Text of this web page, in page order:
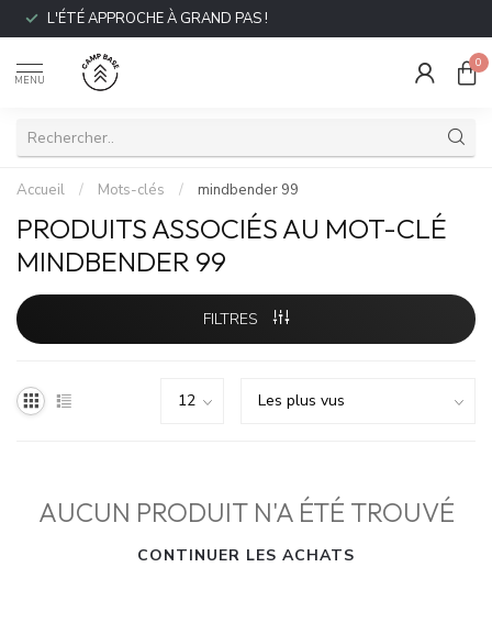
L'ÉTÉ APPROCHE À GRAND PAS !
MENU
0
Accueil / Mots-clés / mindbender 99
PRODUITS ASSOCIÉS AU MOT-CLÉ
MINDBENDER 99
FILTRES
AUCUN PRODUIT N'A ÉTÉ TROUVÉ
CONTINUER LES ACHATS